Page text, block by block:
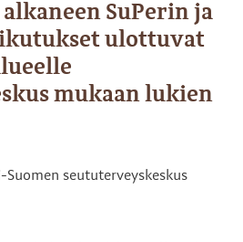
SuPerin ja
ulottuvat
mukaan lukien
Suomen seututerveyskeskus